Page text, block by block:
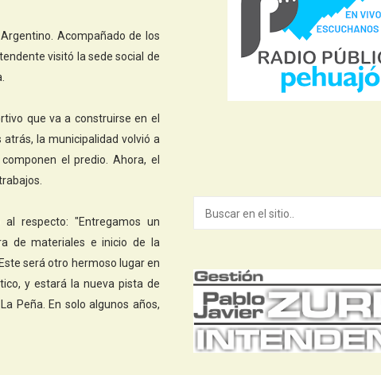
Acompañado de los
visitó la sede social de
que va a construirse en el
la municipalidad volvió a
el predio. Ahora, el
respecto: "Entregamos un
de materiales e inicio de la
será otro hermoso lugar en
y estará la nueva pista de
Peña. En solo algunos años,